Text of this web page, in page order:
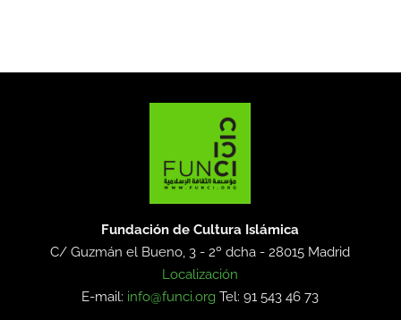
Fundación de Cultura Islámica
C/ Guzmán el Bueno, 3 - 2º dcha -28015 Madrid
Localización
E-mail: info@funci.org Tel: 91 543 46 73